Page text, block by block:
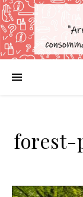
forest-